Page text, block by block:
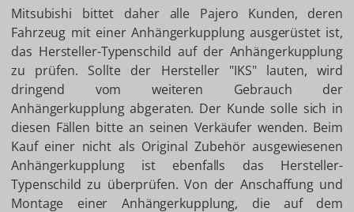
Mitsubishi bittet daher alle Pajero Kunden, deren
Fahrzeug mit einer Anhängerkupplung ausgerüstet ist,
das Hersteller-Typenschild auf der Anhängerkupplung
zu prüfen. Sollte der Hersteller "IKS" lauten, wird
dringend vom weiteren Gebrauch der
Anhängerkupplung abgeraten. Der Kunde solle sich in
diesen Fällen bitte an seinen Verkäufer wenden. Beim
Kauf einer nicht als Original Zubehör ausgewiesenen
Anhängerkupplung ist ebenfalls das Hersteller-
Typenschild zu überprüfen. Von der Anschaffung und
Montage einer Anhängerkupplung, die auf dem